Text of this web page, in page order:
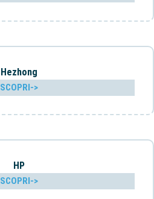
Hezhong
SCOPRI->
HP
SCOPRI->